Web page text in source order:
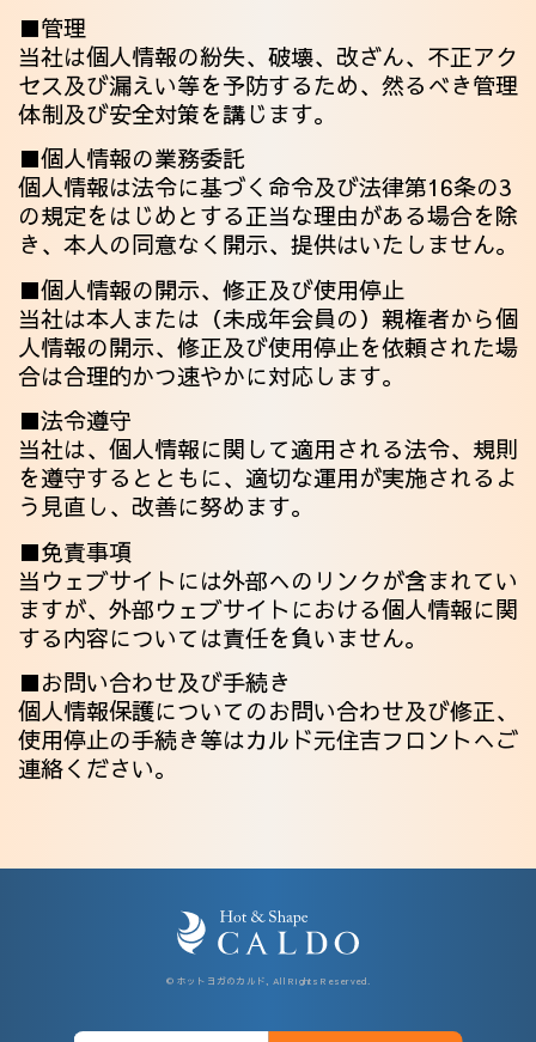
■管理
当社は個人情報の紛失、破壊、改ざん、不正アク
セス及び漏えい等を予防するため、然るべき管理
体制及び安全対策を講じます。
■個人情報の業務委託
個人情報は法令に基づく命令及び法律第16条の3
の規定をはじめとする正当な理由がある場合を除
き、本人の同意なく開示、提供はいたしません。
■個人情報の開示、修正及び使用停止
当社は本人または（未成年会員の）親権者から個
人情報の開示、修正及び使用停止を依頼された場
合は合理的かつ速やかに対応します。
■法令遵守
当社は、個人情報に関して適用される法令、規則
を遵守するとともに、適切な運用が実施されるよ
う見直し、改善に努めます。
■免責事項
当ウェブサイトには外部へのリンクが含まれてい
ますが、外部ウェブサイトにおける個人情報に関
する内容については責任を負いません。
■お問い合わせ及び手続き
個人情報保護についてのお問い合わせ及び修正、
使用停止の手続き等はカルド元住吉フロントへご
連絡ください。
© ホットヨガのカルド, All Rights Reserved.